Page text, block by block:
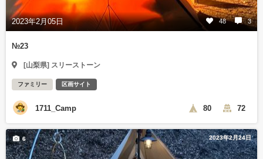
2023年2月05日 48 3
№23
[山梨県] スリーストーン
ファミリー 区画サイト
1711_Camp 80 72
2023年2月24日
6